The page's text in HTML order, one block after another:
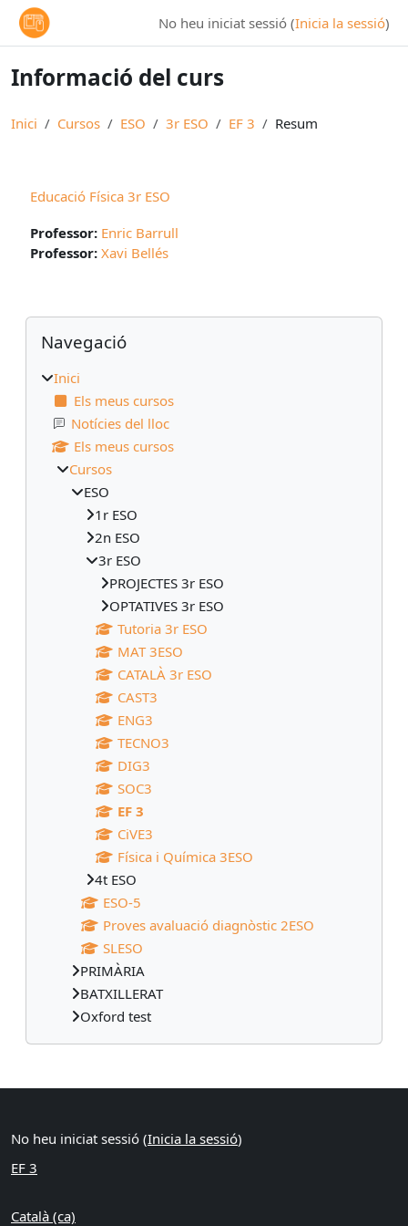
Ves al contingut principal
No heu iniciat sessió (Inicia la sessió)
Informació del curs
Inici Cursos ESO 3r ESO EF 3 Resum
Educació Física 3r ESO
Professor: Enric Barrull
Professor: Xavi Bellés
Blocs
Omet Navegació
Navegació
Inici
Els meus cursos
Notícies del lloc
Els meus cursos
Cursos
ESO
1r ESO
2n ESO
3r ESO
PROJECTES 3r ESO
OPTATIVES 3r ESO
Tutoria 3r ESO
MAT 3ESO
CATALÀ 3r ESO
CAST3
ENG3
TECNO3
DIG3
SOC3
EF 3
CiVE3
Física i Química 3ESO
4t ESO
ESO-5
Proves avaluació diagnòstic 2ESO
SLESO
PRIMÀRIA
BATXILLERAT
Oxford test
Blocs suplementaris
No heu iniciat sessió (Inicia la sessió)
EF 3
Català ‎(ca)‎